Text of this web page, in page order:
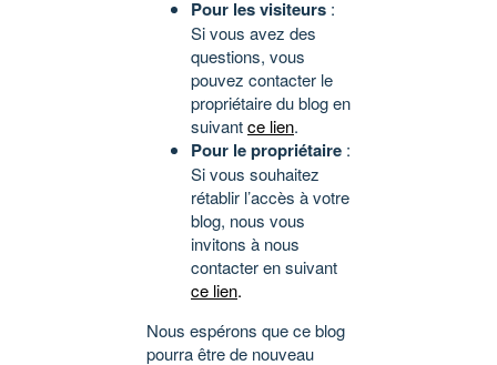
Pour les visiteurs :
Si vous avez des
questions, vous
pouvez contacter le
propriétaire du blog en
suivantce lien.
Pour le propriétaire :
Si vous souhaitez
rétablir l’accès à votre
blog, nous vous
invitons à nous
contacter en suivant
ce lien.
Nous espérons que ce blog
pourra être de nouveau